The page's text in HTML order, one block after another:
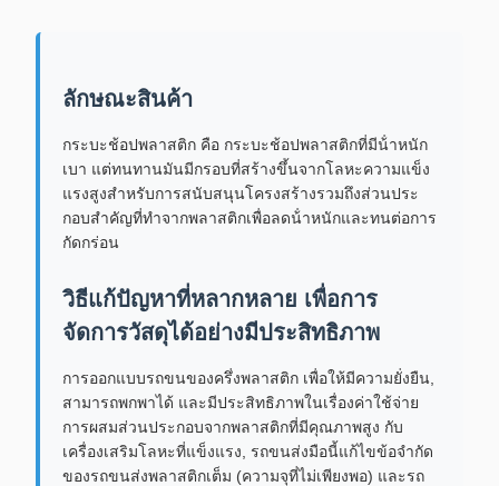
ลักษณะสินค้า
กระบะช้อปพลาสติก คือ กระบะช้อปพลาสติกที่มีน้ําหนัก
เบา แต่ทนทานมันมีกรอบที่สร้างขึ้นจากโลหะความแข็ง
แรงสูงสําหรับการสนับสนุนโครงสร้างรวมถึงส่วนประ
กอบสําคัญที่ทําจากพลาสติกเพื่อลดน้ําหนักและทนต่อการ
กัดกร่อน
วิธีแก้ปัญหาที่หลากหลาย เพื่อการ
จัดการวัสดุได้อย่างมีประสิทธิภาพ
การออกแบบรถขนของครึ่งพลาสติก เพื่อให้มีความยั่งยืน,
สามารถพกพาได้ และมีประสิทธิภาพในเรื่องค่าใช้จ่าย
การผสมส่วนประกอบจากพลาสติกที่มีคุณภาพสูง กับ
เครื่องเสริมโลหะที่แข็งแรง, รถขนส่งมือนี้แก้ไขข้อจํากัด
ของรถขนส่งพลาสติกเต็ม (ความจุที่ไม่เพียงพอ) และรถ